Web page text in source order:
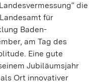
die
für
Baden-
am Tag des
Eine gute
Jubiläumsjahr
Ort innovativer